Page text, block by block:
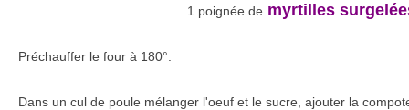
1 poignée de myrtilles
Préchauffer le four à 180°.
Dans un cul de poule mélanger l'oeuf et le sucre, ajouter la